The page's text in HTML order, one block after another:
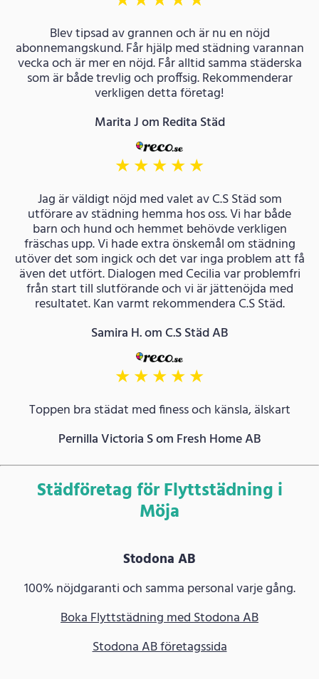
Blev tipsad av grannen och är nu en nöjd
abonnemangskund. Får hjälp med städning varannan
vecka och är mer en nöjd. Får alltid samma städerska
som är både trevlig och proffsig. Rekommenderar
verkligen detta företag!
Marita J om Redita Städ
★★★★★
Jag är väldigt nöjd med valet av C.S Städ som
utförare av städning hemma hos oss. Vi har både
barn och hund och hemmet behövde verkligen
fräschas upp. Vi hade extra önskemål om städning
utöver det som ingick och det var inga problem att få
även det utfört. Dialogen med Cecilia var problemfri
från start till slutförande och vi är jättenöjda med
resultatet. Kan varmt rekommendera C.S Städ.
Samira H. om C.S Städ AB
★★★★★
Toppen bra städat med finess och känsla, älskart
Pernilla Victoria S om Fresh Home AB
Städföretag för Flyttstädning i
Möja
Stodona AB
100% nöjdgaranti och samma personal varje gång.
Boka Flyttstädning med Stodona AB
Stodona AB företagssida